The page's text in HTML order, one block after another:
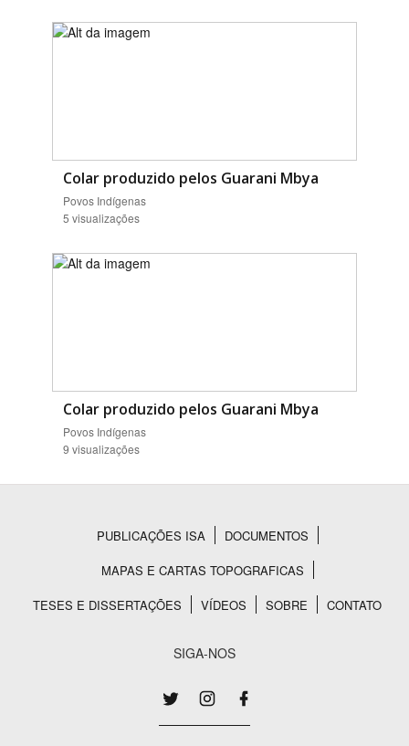
Colar produzido pelos Guarani Mbya
Povos Indígenas
5 visualizações
Colar produzido pelos Guarani Mbya
Povos Indígenas
9 visualizações
Rodapé
PUBLICAÇÕES ISA
DOCUMENTOS
MAPAS E CARTAS TOPOGRAFICAS
TESES E DISSERTAÇÕES
VÍDEOS SOBRE CONTATO
SIGA-NOS